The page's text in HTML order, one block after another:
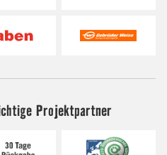
Projektpartner